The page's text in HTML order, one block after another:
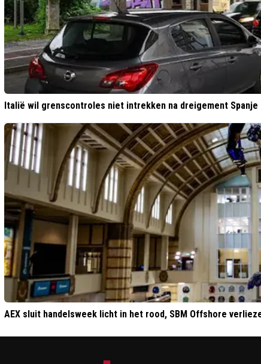
Italië wil grenscontroles niet intrekken na dreigement Spanje
AEX sluit handelsweek licht in het rood, SBM Offshore